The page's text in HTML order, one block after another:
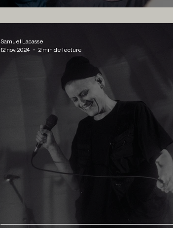
Samuel Lacasse
12 nov. 2024
2 min de lecture